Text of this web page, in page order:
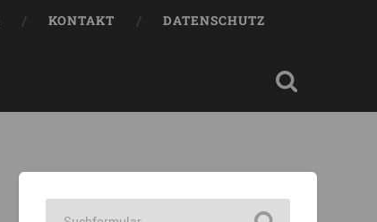
KONTAKT DATENSCHUTZ